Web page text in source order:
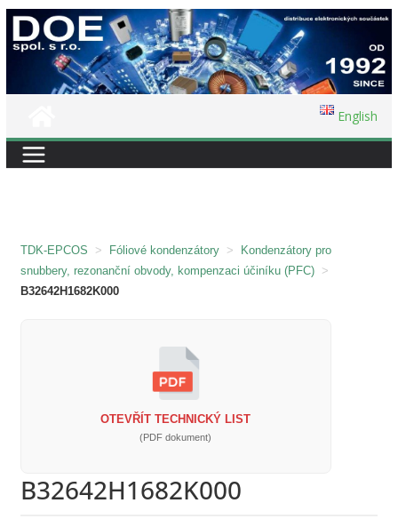
Přeskočit
na
English
TDK-EPCOS > Fóliové kondenzátory >
Kondenzátory pro
snubbery, rezonanční obvody, kompenzaci účiníku (PFC) >
B32642H1682K000
OTEVŘÍT TECHNICKÝ LIST
(PDF dokument)
B32642H1682K000